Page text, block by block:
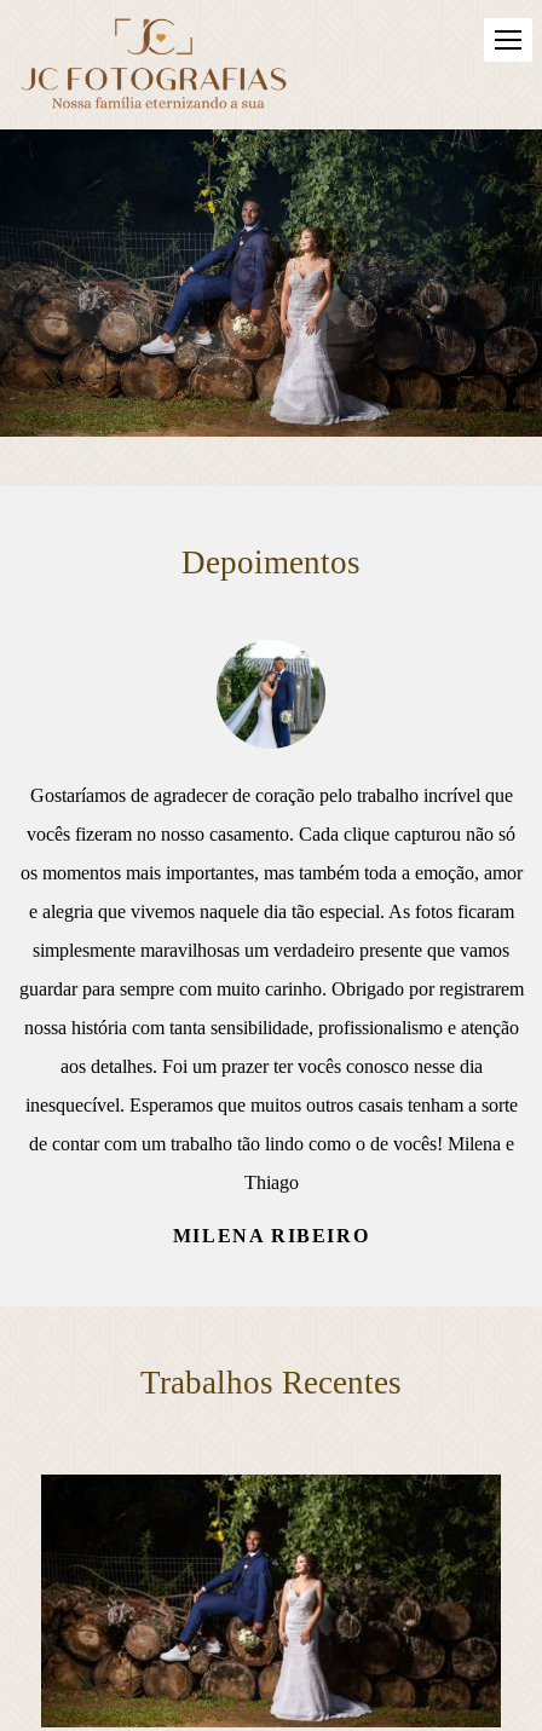
Trabalhos Recentes
Depoimentos
Gostaríamos de agradecer de coração pelo trabalho incrível que
vocês fizeram no nosso casamento. Cada clique capturou não só
os momentos mais importantes, mas também toda a emoção, amor
e alegria que vivemos naquele dia tão especial. As fotos ficaram
simplesmente maravilhosas um verdadeiro presente que vamos
guardar para sempre com muito carinho. Obrigado por registrarem
nossa história com tanta sensibilidade, profissionalismo e atenção
aos detalhes. Foi um prazer ter vocês conosco nesse dia
inesquecível. Esperamos que muitos outros casais tenham a sorte
de contar com um trabalho tão lindo como o de vocês! Milena e
Thiago
MILENA RIBEIRO